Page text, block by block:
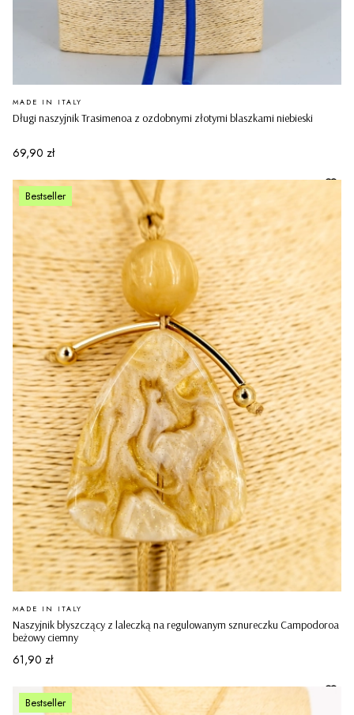
Długi naszyjnik Trasimenoa z ozdobnymi złotymi blaszkami niebieski
PRODUCENT
MADE IN ITALY
Cena
69,90 zł
Bestseller
Naszyjnik błyszczący z laleczką na regulowanym sznureczku Campodoroa
beżowy ciemny
PRODUCENT
MADE IN ITALY
Cena
61,90 zł
Bestseller